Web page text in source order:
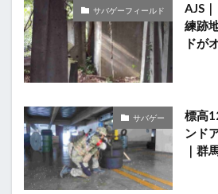
サバゲーフィールド
AJS
練跡
ドが
サバゲー
標高
ンド
｜群